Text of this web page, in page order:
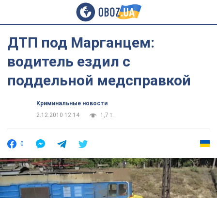
ДТП под Марганцем:
водитель ездил с
поддельной медсправкой
Криминальные новости
2.12.2010 12:14
1,7 т.
0